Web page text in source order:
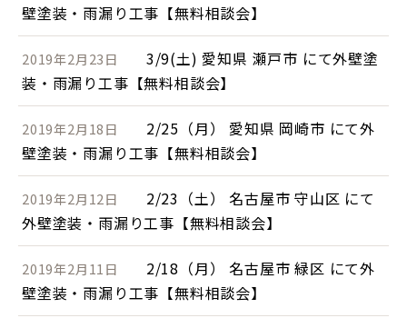
壁塗装・雨漏り工事【無料相談会】
2019年2月23日
3/9(土) 愛知県 瀬戸市 にて外壁塗
装・雨漏り工事【無料相談会】
2019年2月18日
2/25（月） 愛知県 岡崎市 にて外
壁塗装・雨漏り工事【無料相談会】
2019年2月12日
2/23（土） 名古屋市 守山区 にて
外壁塗装・雨漏り工事【無料相談会】
2019年2月11日
2/18（月） 名古屋市 緑区 にて外
壁塗装・雨漏り工事【無料相談会】